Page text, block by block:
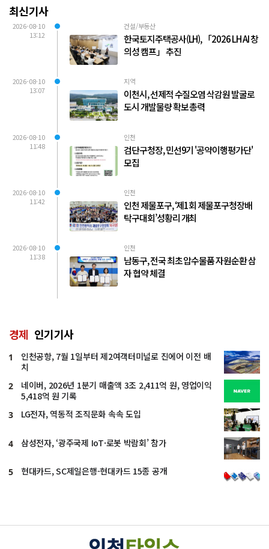
최신기사
2026-08-10
13:12
건설/부동산
한국토지주택공사(LH), 「2026 LH AI 창
의성 캠프」 추진
2026-08-10
13:07
지역
이천시, 선제적 수질오염 삭감원 발굴로
도시 개발물량 확보 총력
2026-08-10
11:48
인천
검단구청장, 민선9기 '공약이행평가단'
모집
2026-08-10
11:42
인천
인천 제물포구, ‘제1회 제물포구청장배
탁구대회’성황리 개최
2026-08-10
11:38
인천
남동구, 전국 최초 압수물품 자원순환 삼
자 협약 체결
경제 인기기사
1
인천공항, 7월 1일부터 제2여객터미널로 진에어 이전 배
치
2
네이버, 2026년 1분기 매출액 3조 2,411억 원, 영업이익
5,418억 원 기록
3 LG전자, 역동적 조직문화 속속 도입
4 삼성전자, ‘광주국제 IoT·로봇 박람회’ 참가
5 현대카드, SC제일은행-현대카드 15종 공개